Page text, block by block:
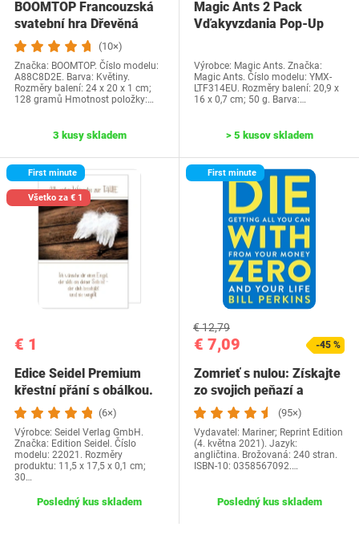
BOOMTOP Francouzská
svatební hra Dřevěná
cedulka a kvízové…
(10×)
Značka: BOOMTOP. Číslo modelu:
A88C8D2E. Barva: Květiny.
Rozměry balení: 24 x 20 x 1 cm;
128 gramů Hmotnost položky:…
3 kusy skladem
Magic Ants 2 Pack
Vďakyvzdania Pop-Up
Výrobce: Magic Ants. Značka:
Magic Ants. Číslo modelu: YMX-
LTF314EU. Rozměry balení: 20,9 x
16 x 0,7 cm; 50 g. Barva:…
> 5 kusov skladem
First minute
Všetko za € 1
€ 1
Edice Seidel Premium
křestní přání s obálkou.
Přání ke křtu…(6×)
Výrobce: Seidel Verlag GmbH.
Značka: Edition Seidel. Číslo
modelu: 22021. Rozměry
produktu: 11,5 x 17,5 x 0,1 cm;
30…
Posledný kus skladem
First minute
€ 7,09
€ 12,79
-45 %
Zomrieť s nulou: Získajte
zo svojich peňazí a
života…
(95×)
Vydavatel: Mariner; Reprint Edition
(4. května 2021). Jazyk:
angličtina. Brožovaná: 240 stran.
ISBN-10: 0358567092.…
Posledný kus skladem